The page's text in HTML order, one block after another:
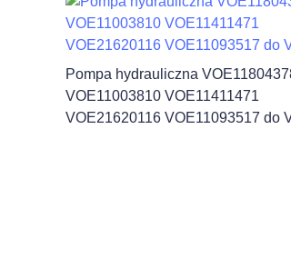
Pompa hydrauliczna
VOE11003810 VOE11411471
VOE21620116 VOE11093517 do